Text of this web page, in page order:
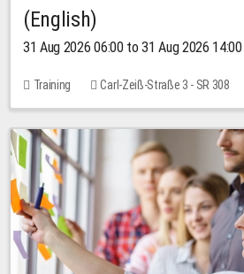
(English)
31 Aug 2026 06:00 to 31 Aug 2026 14:00
Training Carl-Zeiß-Straße 3 - SR 308